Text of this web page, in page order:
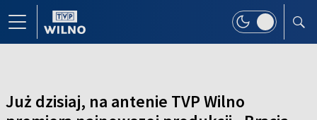
Już dzisiaj, na antenie TVP Wilno